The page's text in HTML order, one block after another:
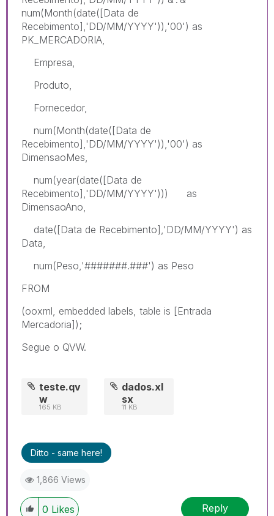
num(Month(date([Data de
Recebimento],'DD/MM/YYYY')),'00') as
PK_MERCADORIA,
Empresa,
Produto,
Fornecedor,
num(Month(date([Data de
Recebimento],'DD/MM/YYYY')),'00') as
DimensaoMes,
num(year(date([Data de
Recebimento],'DD/MM/YYYY'))) as
DimensaoAno,
date([Data de Recebimento],'DD/MM/YYYY') as
Data,
num(Peso,'#######.###') as Peso
FROM
(ooxml, embedded labels, table is [Entrada
Mercadoria]);
Segue o QVW.
teste.qv
w
165 KB
dados.xl
sx
11 KB
Ditto - same here!
1,866 Views
0 Likes Reply